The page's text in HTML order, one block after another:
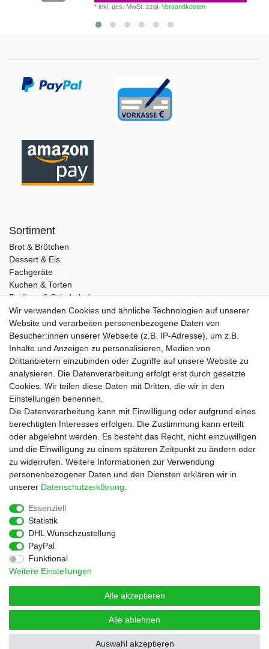
*inkl. ges. MwSt. zzgl.Versandkosten
Sortiment
Brot & Brötchen
Dessert & Eis
Fachgeräte
Kuchen & Torten
Pralinen & Schokolade
Lebensmittel
Gutscheine
Informationen
Zahlungsarten
Versandkosten
Service
Rezepte
Newsletter
Blog
Choco Patiss
|
Wir verwenden Cookies und ähnliche Technologien auf unserer
Website und verarbeiten personenbezogene Daten von
Besucher:innen unserer Webseite (z.B. IP-Adresse), um z.B.
Inhalte und Anzeigen zu personalisieren, Medien von
Drittanbietern einzubinden oder Zugriffe auf unsere Website zu
analysieren. Die Datenverarbeitung erfolgt erst durch gesetzte
Cookies. Wir teilen diese Daten mit Dritten, die wir in den
Einstellungen benennen.
Die Datenverarbeitung kann mit Einwilligung oder aufgrund eines
berechtigten Interesses erfolgen. Die Zustimmung kann erteilt
oder abgelehnt werden. Es besteht das Recht, nicht einzuwilligen
und die Einwilligung zu einem späteren Zeitpunkt zu ändern oder
zu widerrufen. Weitere Informationen zur Verwendung
personenbezogener Daten und den Diensten erklären wir in
unserer Daten­schutz­erklärung
Essenziell
Statistik
DHL Wunschzustellung
PayPal
Funktional
Weitere Einstellungen
Alle akzeptieren
Alle ablehnen
Auswahl akzeptieren